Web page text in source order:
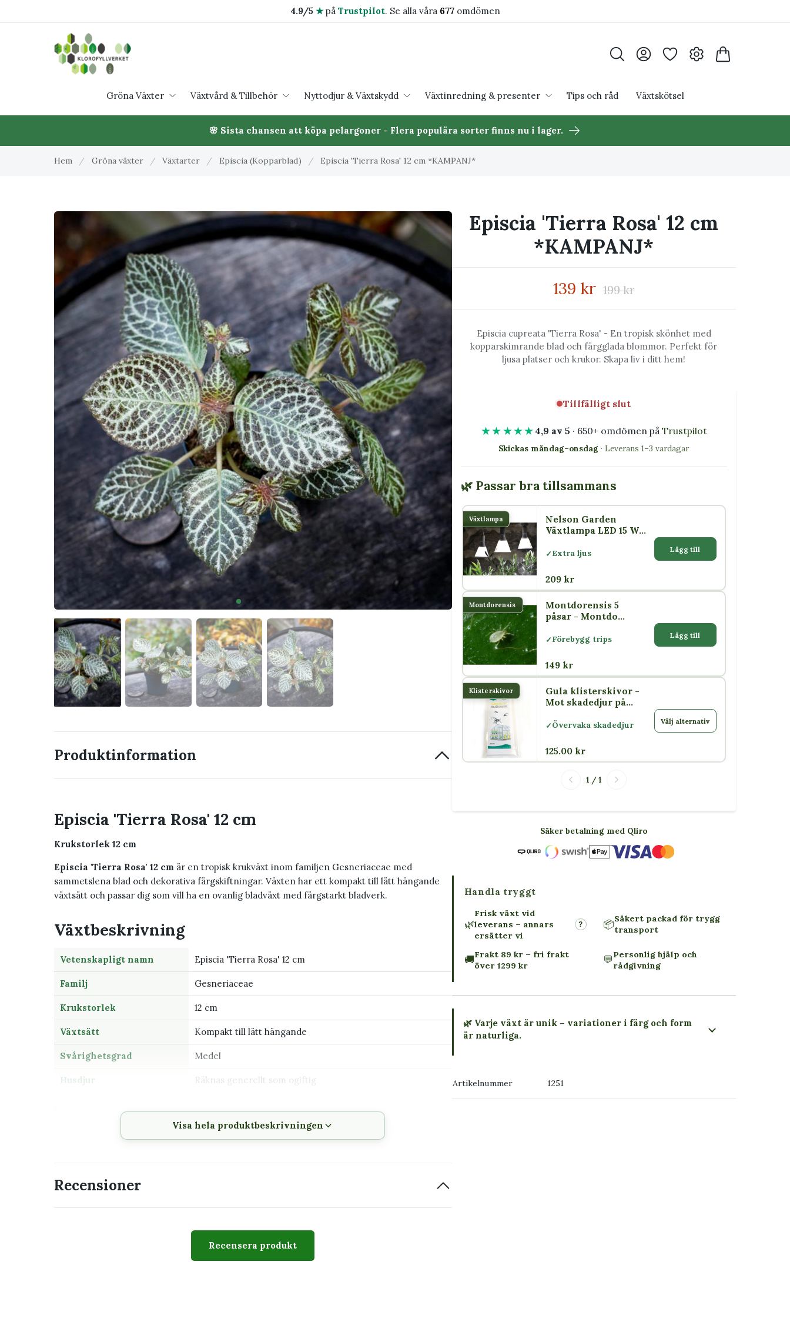
4.9/5 ★på Trustpilot. Se alla våra 677omdömen
Gröna Växter Växtvård & Tillbehör Nyttodjur & Växtskydd Växtinredning & presenter Tips och råd Växtskötsel
🌸 Sista chansen att köpa pelargoner - Flera populära sorter finns nu i lager.
Hem / Gröna växter / Växtarter / Episcia (Kopparblad) / Episcia 'Tierra Rosa' 12 cm *KAMPANJ*
Produktinformation
Episcia 'Tierra Rosa' 12 cm
Krukstorlek 12 cm
Episcia 'Tierra Rosa' 12 cm är en tropisk krukväxt inom familjen Gesneriaceae med
sammetslena blad och dekorativa färgskiftningar. Växten har ett kompakt till lätt hängande
växtsätt och passar dig som vill ha en ovanlig bladväxt med färgstarkt bladverk.
Växtbeskrivning
Vetenskapligt namn Episcia 'Tierra Rosa' 12 cm
Familj Gesneriaceae
Krukstorlek 12 cm
Växtsätt Kompakt till lätt hängande
Svårighetsgrad Medel
Husdjur Räknas generellt som ogiftig
Passar perfekt för
Ljust utan stark sol
Episcia odlas främst för sina sammetslika blad som finns i många färgkombinationer.
Sorterna skiljer sig åt i bladteckning men trivs under liknande förhållanden.
Visa hela produktbeskrivningen
Recensioner
Recensera produkt
Episcia 'Tierra Rosa' 12 cm
*KAMPANJ*
139 kr 199 kr
Episcia cupreata 'Tierra Rosa' - En tropisk skönhet med
kopparskimrande blad och färgglada blommor. Perfekt för
ljusa platser och krukor. Skapa liv i ditt hem!
Tillfälligt slut
★★★★★ 4,9 av 5 · 650+ omdömen på Trustpilot
Skickas måndag–onsdag · Leverans 1–3 vardagar
🌿 Passar bra tillsammans
Växtlampa
Nelson Garden
Växtlampa LED 15 W
Extra ljus
209 kr
Lägg till
Montdorensis
Montdorensis 5
påsar - Montdo
mot trips, spinn &
Förebygg trips
149 kr
Lägg till
Klisterskivor
Gula klisterskivor -
Mot skadedjur på
Övervaka skadedjur
125.00 kr
Välj alternativ
1 / 1
Säker betalning med Qliro
Handla tryggt
🌿
Frisk växt vid
leverans – annars
ersätter vi
? 📦Säkert packad för trygg
transport
🚚Frakt 89 kr – fri frakt
över 1299 kr
💬Personlig hjälp och
rådgivning
🌿 Varje växt är unik – variationer i färg och form
är naturliga.
→ Kontakta oss
Artikelnummer 1251